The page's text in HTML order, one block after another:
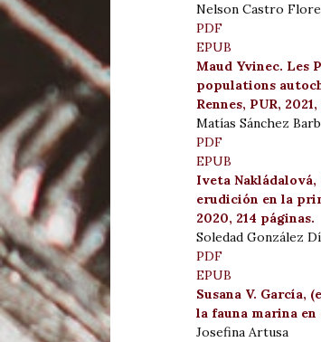
Nelson Castro
PDF
EPUB
Maud Yvinec. Les
populations
Rennes, PUR,
Matías Sánchez
PDF
EPUB
Iveta Nakládalová,
erudición en la
2020, 214 páginas.
Soledad González
PDF
EPUB
Susana V. García,
la fauna marina en
Josefina Artusa